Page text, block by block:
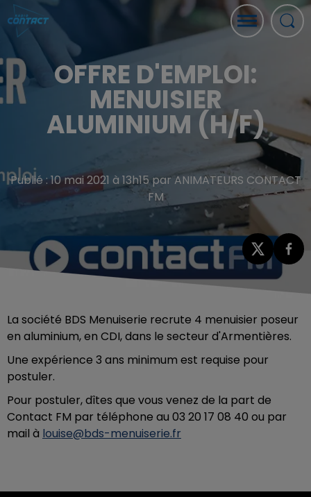
OFFRE D'EMPLOI:
MENUISIER
ALUMINIUM (H/F)
Publié : 10 mai 2021 à 13h15 par ANIMATEURS CONTACT
FM
La société BDS Menuiserie recrute 4 menuisier poseur
en aluminium, en CDI, dans le secteur d'Armentières.
Une expérience 3 ans minimum est requise pour
postuler.
Pour postuler, dîtes que vous venez de la part de
Contact FM par téléphone au 03 20 17 08 40 ou par
mail à louise@bds-menuiserie.fr